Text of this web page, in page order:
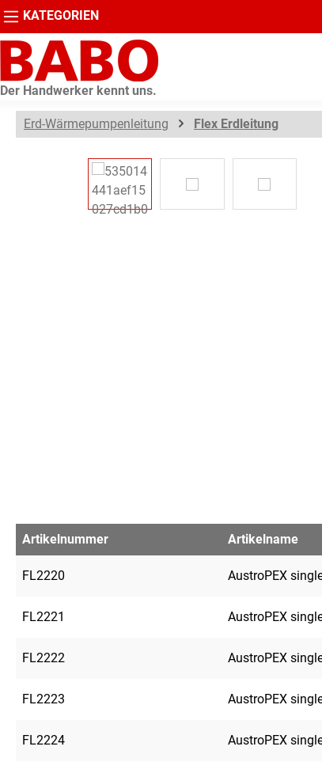
Zur Hauptnavigation springen
Der Handwerker kennt uns.
KATEGORIEN
Erd-Wärmepumpenleitung Flex Erdleitung
Bildergalerie überspringen
Artikelnummer Artikelname
FL2220 AustroPEX
FL2221 AustroPEX
FL2222 AustroPEX
FL2223 AustroPEX
FL2224 AustroPEX